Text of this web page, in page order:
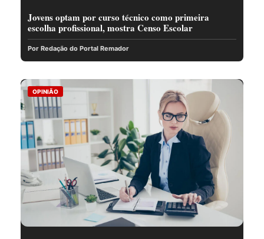
Jovens optam por curso técnico como primeira
escolha profissional, mostra Censo Escolar
Por Redação do Portal Remador
OPINIÃO